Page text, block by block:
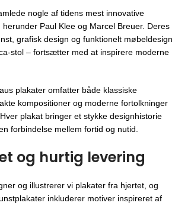
nogle af tidens mest innovative
Paul Klee og Marcel Breuer. Deres
grafisk design og funktionelt møbeldesign
stol – fortsætter med at inspirere moderne
plakater omfatter både klassiske
kompositioner og moderne fortolkninger
plakat bringer et stykke designhistorie
forbindelse mellem fortid og nutid.
og hurtig levering
og illustrerer vi plakater fra hjertet, og
inkluderer motiver inspireret af